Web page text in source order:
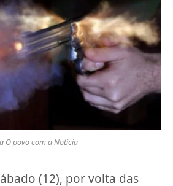
O povo com a Notícia
(12), por volta das